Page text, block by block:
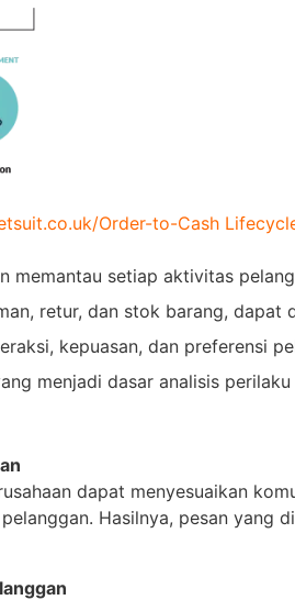
Order-to-Cash
memantau setiap aktivitas
retur, dan stok barang, dapat
kepuasan, dan preferensi
menjadi dasar analisis
dapat menyesuaikan
Hasilnya, pesan yang